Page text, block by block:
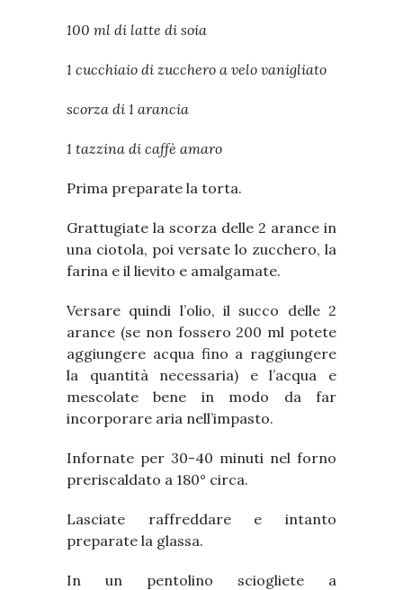
100 ml di latte di soia
1 cucchiaio di zucchero a velo vanigliato
scorza di 1 arancia
1 tazzina di caffè amaro
Prima preparate la torta.
Grattugiate la scorza delle 2 arance in
una ciotola, poi versate lo zucchero, la
farina e il lievito e amalgamate.
Versare quindi l’olio, il succo delle 2
arance (se non fossero 200 ml potete
aggiungere acqua fino a raggiungere
la quantità necessaria) e l’acqua e
mescolate bene in modo da far
incorporare aria nell’impasto.
Infornate per 30-40 minuti nel forno
preriscaldato a 180° circa.
Lasciate raffreddare e intanto
preparate la glassa.
In un pentolino sciogliete a